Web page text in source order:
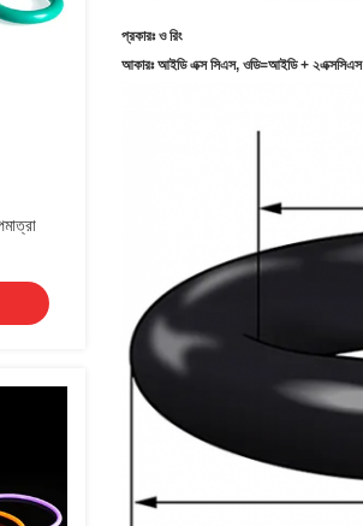
প্রকারঃ ও রিং
আকারঃ আইডি এক্স সিএস, ওডি=আইডি + ২এক্সসিএস